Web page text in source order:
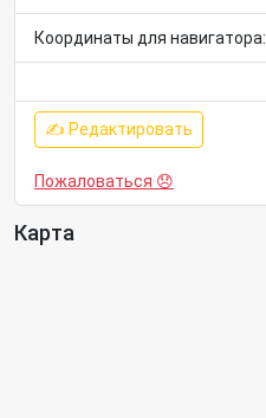
Координаты для навигатора:
✍ Редактировать
Пожаловаться 😞
Карта